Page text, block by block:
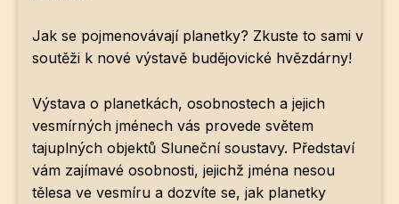
Jak se pojmenovávají planetky? Zkuste to sami v
soutěži k nové výstavě budějovické hvězdárny!
Výstava o planetkách, osobnostech a jejich
vesmírných jménech vás provede světem
tajuplných objektů Sluneční soustavy. Představí
vám zajímavé osobnosti, jejichž jména nesou
tělesa ve vesmíru a dozvíte se, jak planetky